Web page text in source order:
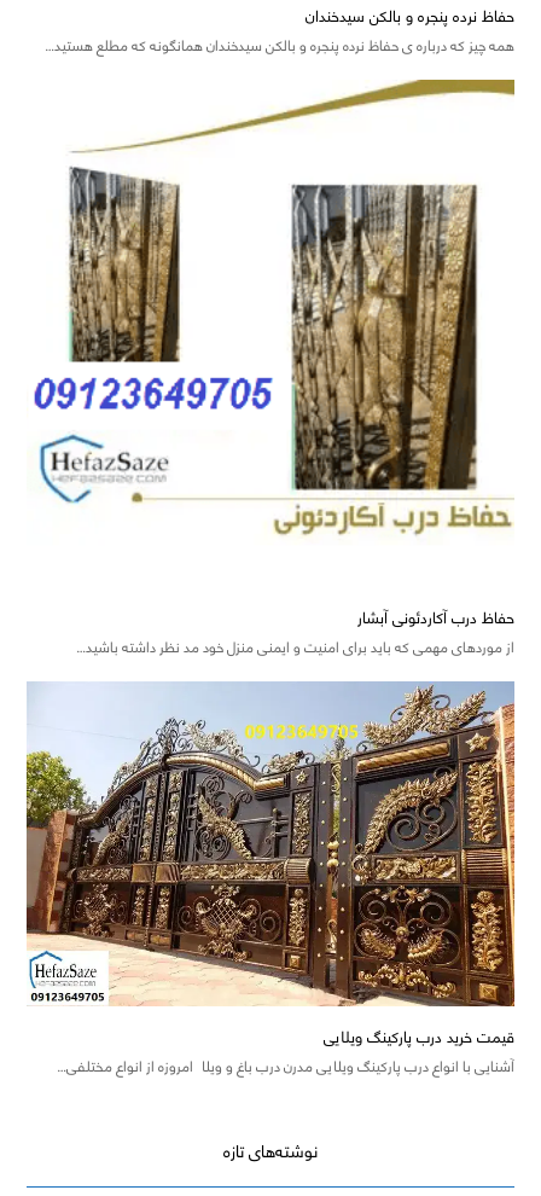
حفاظ نرده پنجره و بالکن سیدخندان
همه چیز که درباره ی حفاظ نرده پنجره و بالکن سیدخندان همانگونه که مطلع هستید…
حفاظ درب آکاردئونی آبشار
از موردهای مهمی که باید برای امنیت و ایمنی منزل خود مد نظر داشته باشید…
قیمت خرید درب پارکینگ ویلایی
آشنایی با انواع درب پارکینگ ویلایی مدرن درب باغ و ویلا امروزه از انواع مختلفی…
نوشته‌های تازه